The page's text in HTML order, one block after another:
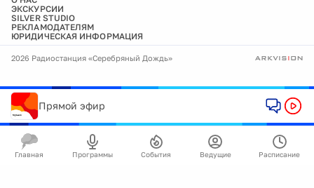
ЭКСКУРСИИ
SILVER STUDIO
РЕКЛАМОДАТЕЛЯМ
ЮРИДИЧЕСКАЯ ИНФОРМАЦИЯ
2026 Радиостанция «Серебряный Дождь»
Прямой эфир
Главная Программы События Ведущие Расписание